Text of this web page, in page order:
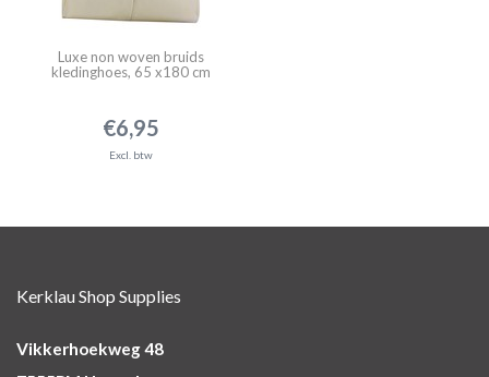
Luxe non woven bruids
kledinghoes, 65 x180 cm
€6,95
Excl. btw
Kerklau Shop Supplies
Vikkerhoekweg 48